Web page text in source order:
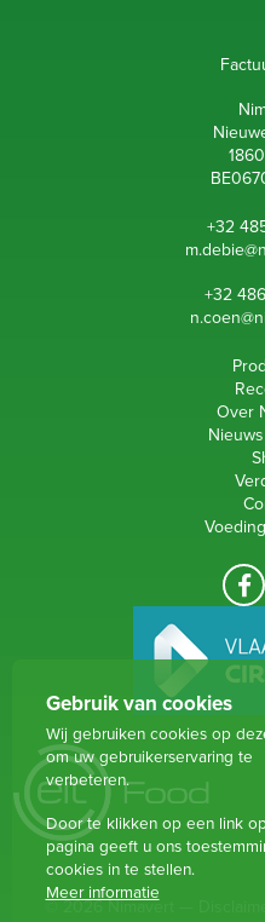
Gebruik van cookies
Wij gebruiken cookies op
om uw gebruikerservaring te
verbeteren.
Door te klikken op een link
pagina geeft u ons
cookies in te stellen.
Meer informatie
B
+32
+32
Over
© 2026 Nimavert —